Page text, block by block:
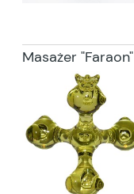
Masażer "Faraon"